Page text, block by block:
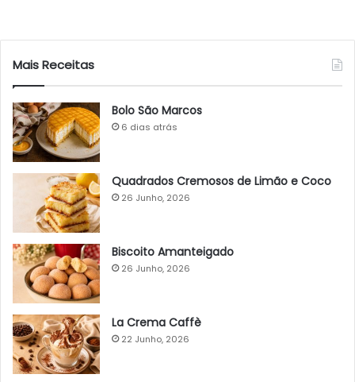
Mais Receitas
Bolo São Marcos
6 dias atrás
Quadrados Cremosos de Limão e Coco
26 Junho, 2026
Biscoito Amanteigado
26 Junho, 2026
La Crema Caffè
22 Junho, 2026